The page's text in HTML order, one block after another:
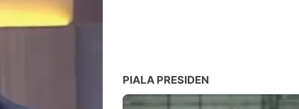
PIALA PRESIDEN